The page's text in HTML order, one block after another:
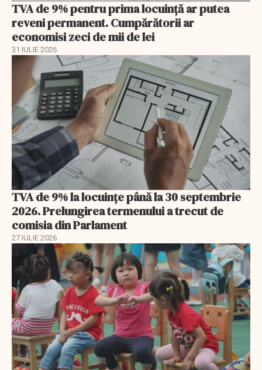
TVA de 9% pentru prima locuință ar putea
reveni permanent. Cumpărătorii ar
economisi zeci de mii de lei
31 IULIE 2026
TVA de 9% la locuințe până la 30 septembrie
2026. Prelungirea termenului a trecut de
comisia din Parlament
27 IULIE 2026